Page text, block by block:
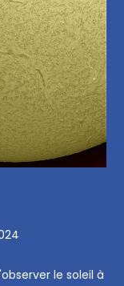
le soleil à